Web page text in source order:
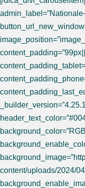
content/uploads/2024/